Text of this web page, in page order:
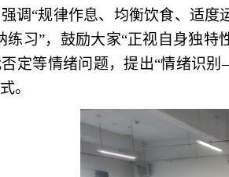
调“规律作息、均衡饮食、适
练习”，鼓励大家“正视自身独
定等情绪问题，提出“情绪识
。